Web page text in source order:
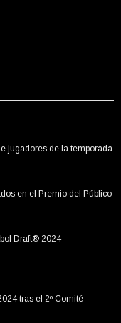
jugadores de la temporada
en el Premio del Público
Draft® 2024
tras el 2º Comité